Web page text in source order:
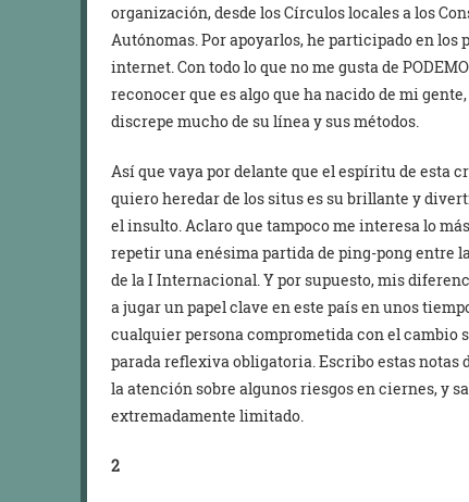
organización, desde los Círculos locales a los
Autónomas. Por apoyarlos, he participado en
internet. Con todo lo que no me gusta de
reconocer que es algo que ha nacido de mi
discrepe mucho de su línea y sus métodos.
Así que vaya por delante que el espíritu de esta
quiero heredar de los situs es su brillante y
el insulto. Aclaro que tampoco me interesa lo
repetir una enésima partida de ping-pong entre
de la I Internacional. Y por supuesto, mis
a jugar un papel clave en este país en unos
cualquier persona comprometida con el cambio
parada reflexiva obligatoria. Escribo estas
la atención sobre algunos riesgos en ciernes, y
extremadamente limitado.
2